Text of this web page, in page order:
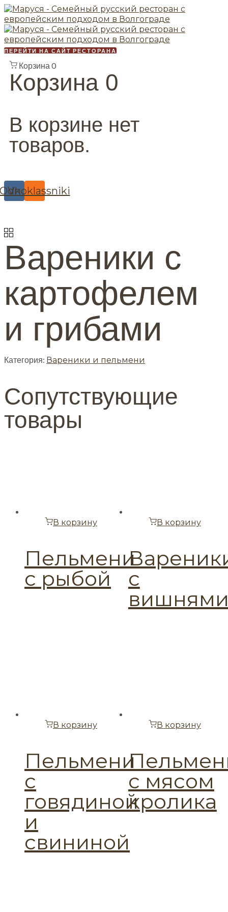
ПЕРЕЙТИ НА САЙТ РЕСТОРАНА
Корзина 0
Корзина 0
В корзине нет
товаров.
Vk
Вареники с
картофелем
и грибами
Категория: Вареники и пельмени
Сопутствующие
товары
В корзину
Пельмени
с рыбой
В корзину
с
В корзину
Пельмени
с
говядиной
и
свининой
В корзину
с мясом
кролика